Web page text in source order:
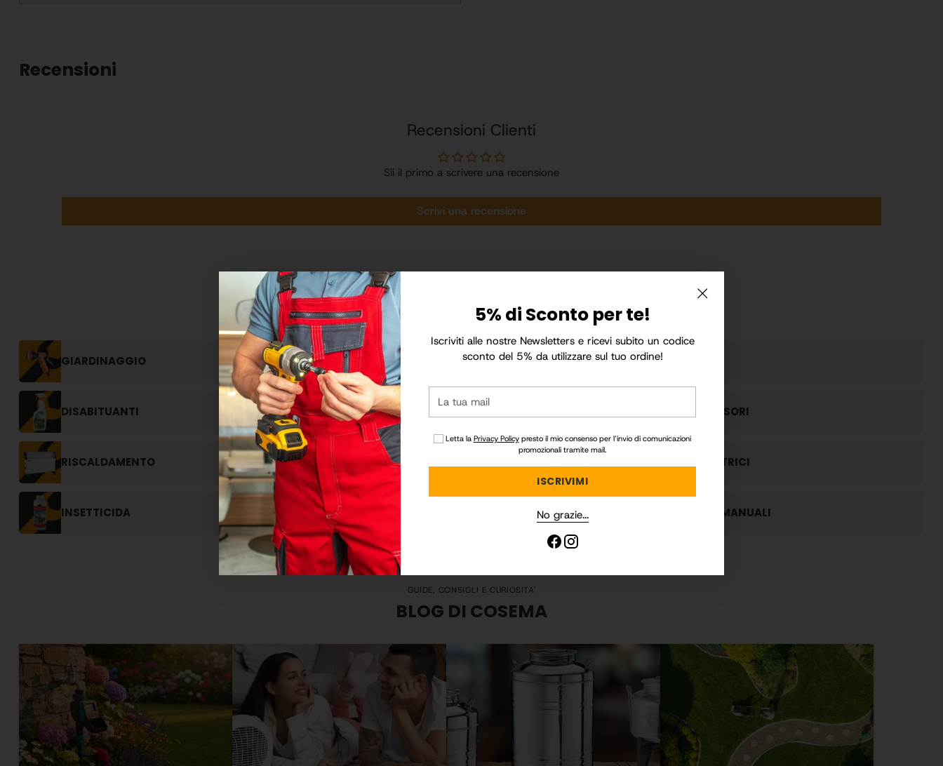
5% di Sconto per te!
Iscriviti alle nostre Newsletters e ricevi subito un codice
sconto del 5% da utilizzare sul tuo ordine!
tua
Letta la Privacy Policypresto il mio consenso per l’invio di comunicazioni
promozionali tramite mail.
ISCRIVIMI
No grazie...
Recensioni
Recensioni Clienti
Sii il primo a scrivere una recensione
Scrivi una recensione
Esplora altre Categorie
GIARDINAGGIO ELETTROUTENSILI
DISABITUANTI FAI DA TE COMPRESSORI
RISCALDAMENTO PISTOLE PER IRRIGAZIONE IDROPULITRICI
INSETTICIDA TEMPORIZZATORI UTENSILI MANUALI
GUIDE, CONSIGLI E CURIOSITA'
BLOG DI COSEMA